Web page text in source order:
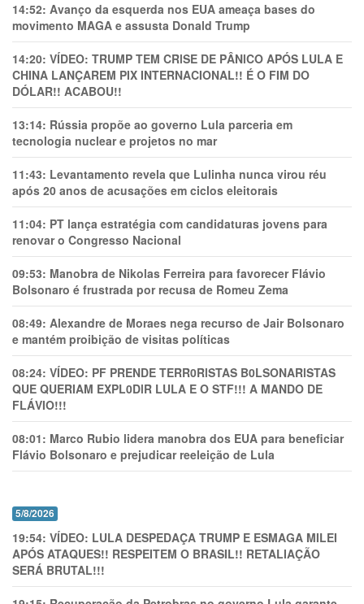
14:52: Avanço da esquerda nos EUA ameaça bases do
movimento MAGA e assusta Donald Trump
14:20: VÍDEO: TRUMP TEM CRlSE DE PÂNlCO APÓS LULA E
CHINA LANÇAREM PIX INTERNACIONAL!! É O FIM DO
DÓLAR!! ACABOU!!
13:14: Rússia propõe ao governo Lula parceria em
tecnologia nuclear e projetos no mar
11:43: Levantamento revela que Lulinha nunca virou réu
após 20 anos de acusações em ciclos eleitorais
11:04: PT lança estratégia com candidaturas jovens para
renovar o Congresso Nacional
09:53: Manobra de Nikolas Ferreira para favorecer Flávio
Bolsonaro é frustrada por recusa de Romeu Zema
08:49: Alexandre de Moraes nega recurso de Jair Bolsonaro
e mantém proibição de visitas políticas
08:24: VÍDEO: PF PRENDE TERR0RlSTAS B0LSONARlSTAS
QUE QUERIAM EXPL0DlR LULA E O STF!!! A MANDO DE
FLÁVIO!!!
08:01: Marco Rubio lidera manobra dos EUA para beneficiar
Flávio Bolsonaro e prejudicar reeleição de Lula
5/8/2026
19:54: VÍDEO: LULA DESPEDAÇA TRUMP E ESMAGA MILEI
APÓS ATAQUES!! RESPEITEM O BRASIL!! RETALIAÇÃO
SERÁ BRUTAL!!!